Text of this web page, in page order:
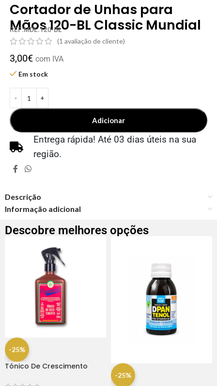
Cortador de Unhas para
Mãos 120-BL Classic Mundial
REF:MDL.120-BL
(1 avaliação de cliente)
3,00€ com IVA
Em stock
Adicionar
Entrega rápida! Até 03 dias úteis na sua
região.
Descrição
Informação adicional
Descobre melhores opções
-25%
Tónico De Crescimento
-25%